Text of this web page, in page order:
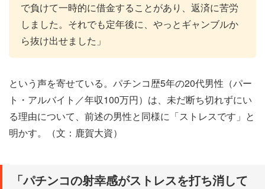
で負けて一時的に借金することがあり、返済に苦労
しました。それでも定年後に、やっとギャンブルか
ら抜け出せました」
という声を寄せている。パチンコ歴5年の20代男性（パー
ト・アルバイト／年収100万円）は、未だ断ち切れずにい
る理由について、前述の男性と同様に「ストレスです」と
明かす。（文：鹿賀大資）
「パチンコの射幸感がストレスを打ち消して